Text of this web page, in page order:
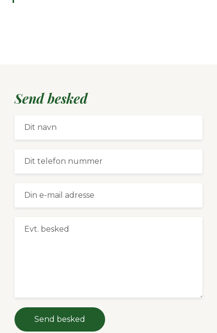
Send besked
Send besked